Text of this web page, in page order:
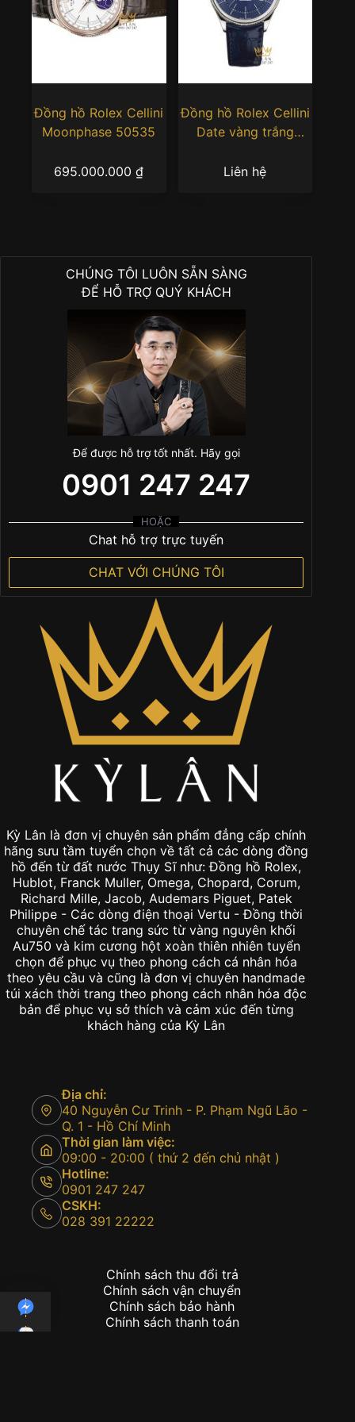
Đồng hồ Rolex Cellini
Moonphase 50535
695.000.000₫
Đồng hồ Rolex Cellini
Date vàng trắng
Liên hệ
CHÚNG TÔI LUÔN SẴN SÀNG
ĐỂ HỖ TRỢ QUÝ KHÁCH
Để được hỗ trợ tốt nhất. Hãy gọi
0901 247 247
HOẶC
Chat hỗ trợ trực tuyến
CHAT VỚI CHÚNG TÔI
Kỳ Lân là đơn vị chuyên sản phẩm đẳng cấp chính
hãng sưu tầm tuyển chọn về tất cả các dòng đồng
hồ đến từ đất nước Thụy Sĩ như: Đồng hồ Rolex,
Hublot, Franck Muller, Omega, Chopard, Corum,
Richard Mille, Jacob, Audemars Piguet, Patek
Philippe - Các dòng điện thoại Vertu - Đồng thời
chuyên chế tác trang sức từ vàng nguyên khối
Au750 và kim cương hột xoàn thiên nhiên tuyển
chọn để phục vụ theo phong cách cá nhân hóa
theo yêu cầu và cũng là đơn vị chuyên handmade
túi xách thời trang theo phong cách nhân hóa độc
bản để phục vụ sở thích và cảm xúc đến từng
khách hàng của Kỳ Lân
Địa chỉ:
40 Nguyễn Cư Trinh - P. Phạm Ngũ Lão -
Q. 1 - Hồ Chí Minh
Thời gian làm việc:
09:00 - 20:00 ( thứ 2 đến chủ nhật )
Hotline:
0901 247 247
CSKH:
028 391 22222
Chính sách thu đổi trả
Chính sách vận chuyển
Chính sách bảo hành
Chính sách thanh toán